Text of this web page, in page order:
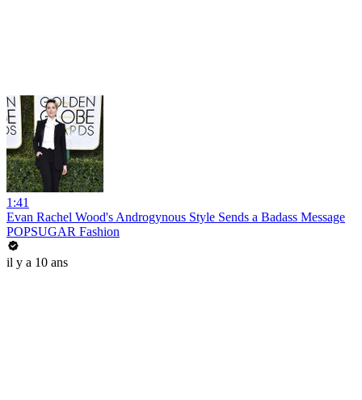
1:41
Evan Rachel Wood's Androgynous Style Sends a Badass Message
POPSUGAR Fashion
il y a 10 ans